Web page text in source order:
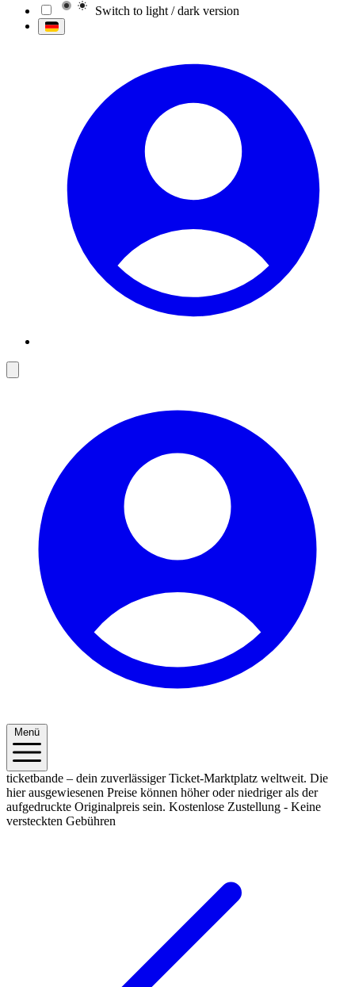
Switch to light / dark version
Menü
ticketbande – dein zuverlässiger Ticket-Marktplatz weltweit. Die
hier ausgewiesenen Preise können höher oder niedriger als der
aufgedruckte Originalpreis sein. Kostenlose Zustellung - Keine
versteckten Gebühren